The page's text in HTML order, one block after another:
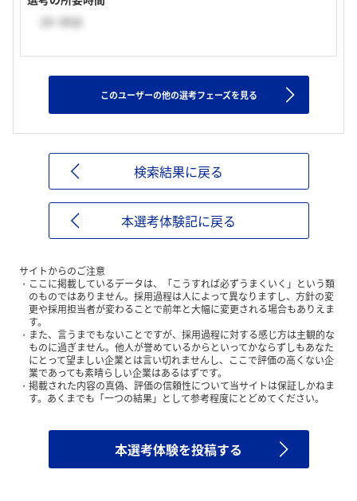
16~30分
このユーザーの他の選考フェーズを見る
検索結果に戻る
本選考体験記に戻る
サイトからのご注意
ここに掲載しているデータは、「こうすれば必ずうまくいく」という類
のものではありません。採用過程は人によって異なりますし、方針の変
更や採用担当者が変わることで前年と大幅に変更される場合もありえま
す。
また、言うまでもないことですが、採用過程に対する感じ方は主観的な
ものに過ぎません。他人が誉めているからといってかならずしもあなた
にとって望ましい企業とは言い切れませんし、ここで評価の高くない企
業であっても素晴らしい企業はあるはずです。
掲載された内容の真偽、評価の信頼性について当サイトは保証しかねま
す。あくまでも「一つの結果」として参考程度にとどめてください。
本選考体験を投稿する